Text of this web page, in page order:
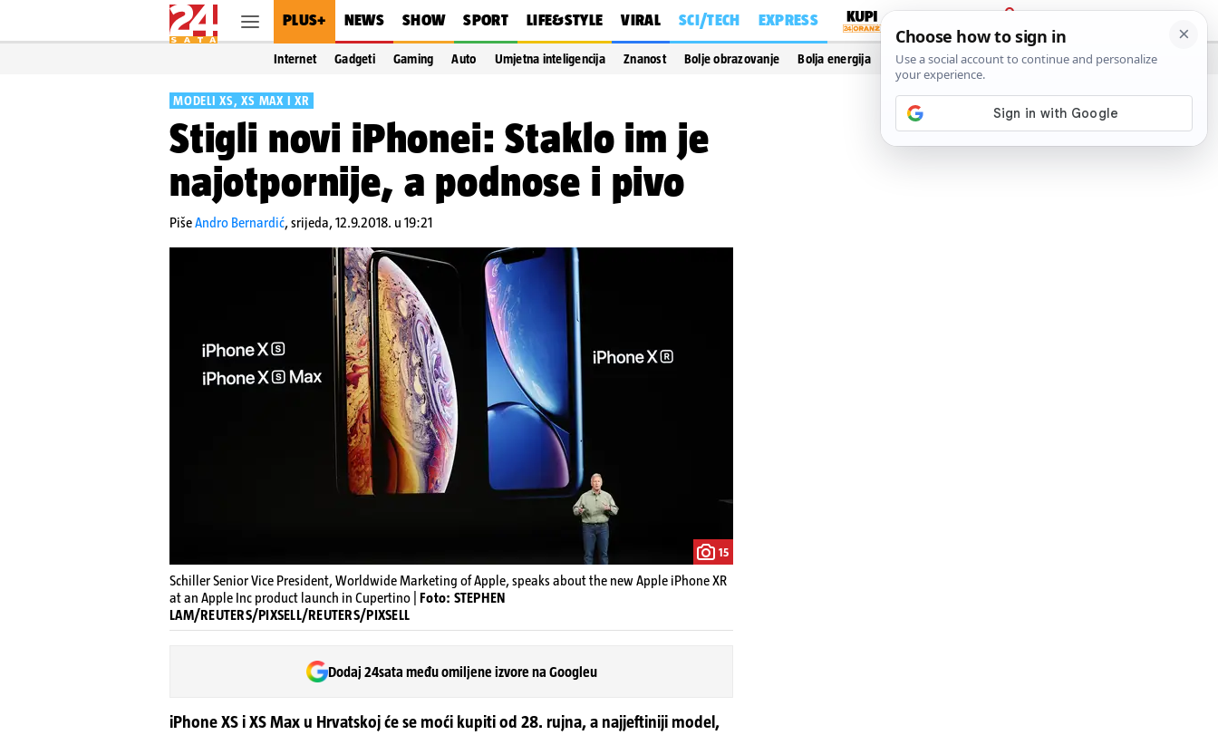
PLUS+ NEWS SHOW SPORT LIFE&STYLE VIRAL SCI/TECH EXPRESS
PRIJAVA
Internet Gadgeti Gaming Auto Umjetna inteligencija Znanost Bolje obrazovanje Bolja energija Vidi još…
MODELI XS, XS MAX I XR
Stigli novi iPhonei: Staklo im je
najotpornije, a podnose i pivo
PišeAndro Bernardić,srijeda, 12.9.2018. u 19:21
15
Schiller Senior Vice President, Worldwide Marketing of Apple, speaks about the new Apple iPhone XR
at an Apple Inc product launch in Cupertino | Foto: STEPHEN
LAM/REUTERS/PIXSELL/REUTERS/PIXSELL
Dodaj 24sata među omiljene izvore na Googleu
iPhone XS i XS Max u Hrvatskoj će se moći kupiti od 28. rujna, a najjeftiniji model,